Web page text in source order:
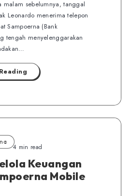
malam sebelumnya, tanggal
Leonardo menerima telepon
Sampoerna (Bank
tengah menyelenggarakan
4 min read
Keuangan
Mobile